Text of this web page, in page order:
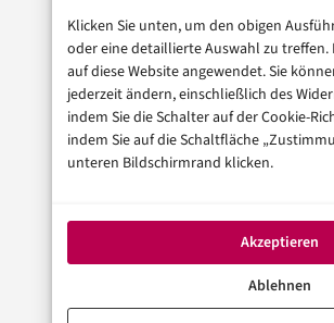
Klicken Sie unten, um den obigen
oder eine detaillierte Auswahl zu
auf diese Website angewendet. Sie
jederzeit ändern, einschließlich des
indem Sie die Schalter auf der Cookie-
indem Sie auf die Schaltfläche
unteren Bildschirmrand klicken.
Akzeptieren
Ablehnen